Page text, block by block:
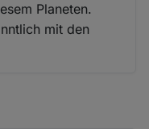
Planeten.
mit den